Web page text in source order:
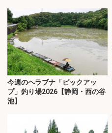
今週のヘラブナ「ピックアッ
プ」釣り場2026【静岡・西の谷
池】